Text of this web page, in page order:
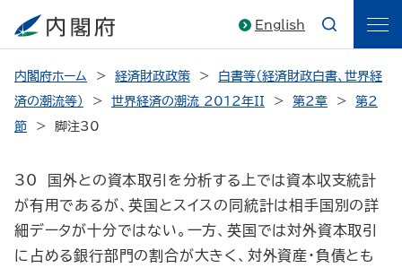
English
内閣府ホーム 経済財政政策
白書等（経済財政白書、世界経
済の潮流等）
世界経済の潮流 2012年II 第2章
第2
節
脚注30
30 国外との資本取引を分析する上では資本収支統計
が有用であるが、英国とスイスの同統計は相手国別の詳
細データが十分ではない。一方、英国では対外資本取引
に占める銀行部門の割合が大きく、対外資産・負債とも